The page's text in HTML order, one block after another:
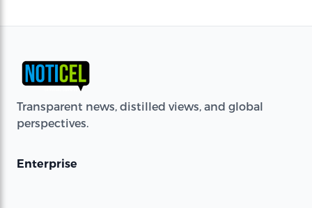
Transparent news, distilled views, and global
perspectives.
Enterprise